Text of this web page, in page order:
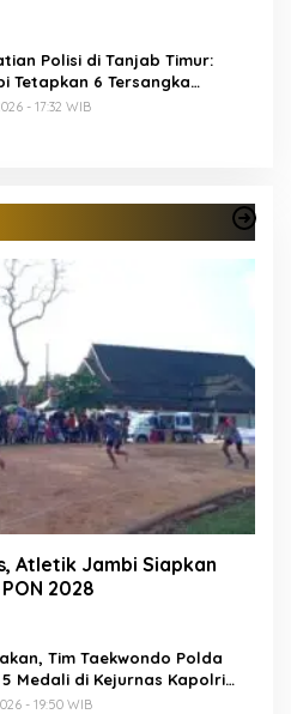
Polisi di Tanjab Timur:
Tetapkan 6 Tersangka
Polri
- 17:32 WIB
Atletik Jambi Siapkan
2028
Tim Taekwondo Polda
Medali di Kejurnas Kapolri
- 19:50 WIB